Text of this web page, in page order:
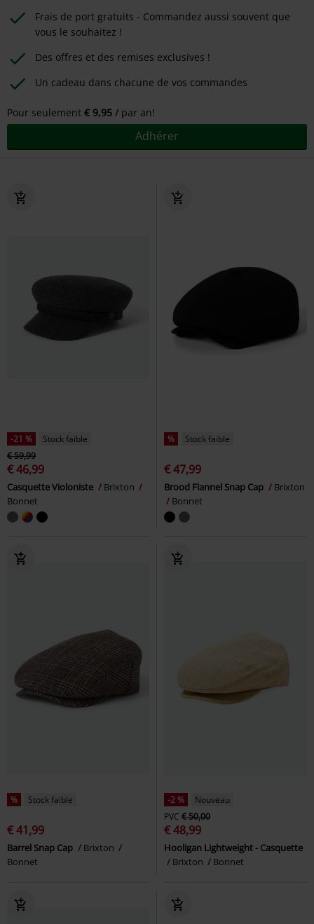
Frais de port gratuits - Commandez aussi souvent que
vous le souhaitez !
Des offres et des remises exclusives !
Un cadeau dans chacune de vos commandes
Pour seulement € 9,95 par an!
Adhérer
-21 %
Stock faible
€ 59,99
€ 46,99
Casquette Violoniste
Brixton
Bonnet
% Stock faible
€ 47,99
Brood Flannel Snap Cap
Brixton
Bonnet
% Stock faible
€ 41,99
Barrel Snap Cap
Brixton
Bonnet
-2 %
Nouveau
PVC € 50,00
€ 48,99
Hooligan Lightweight - Casquette
Brixton
Bonnet